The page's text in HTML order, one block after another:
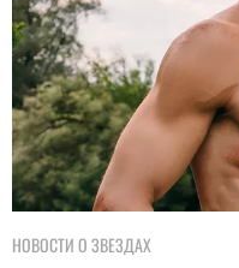
НОВОСТИ О ЗВЕЗДАХ